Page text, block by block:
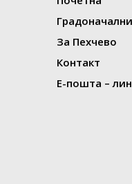
За Пехчево
Контакт
Е-пошта –